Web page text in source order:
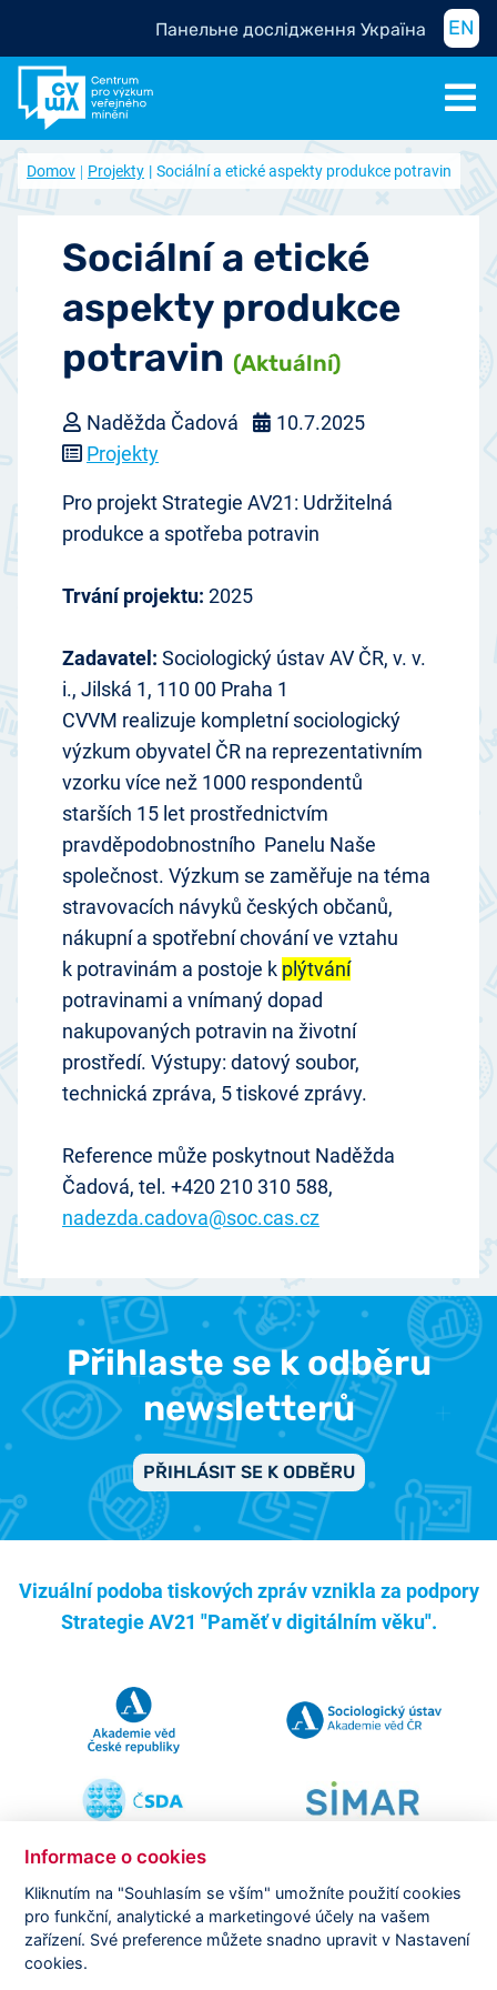
Панельне дослідження Україна EN
Domov Projekty Sociální a etické aspekty produkce potravin
Sociální a etické
aspekty produkce
potravin (Aktuální)
Naděžda Čadová
10.7.2025
Projekty
Pro projekt Strategie AV21: Udržitelná
produkce a spotřeba potravin
Trvání projektu: 2025
Zadavatel: Sociologický ústav AV ČR, v. v.
i., Jilská 1, 110 00 Praha 1
CVVM realizuje kompletní sociologický
výzkum obyvatel ČR na reprezentativním
vzorku více než 1000 respondentů
starších 15 let prostřednictvím
pravděpodobnostního Panelu Naše
společnost. Výzkum se zaměřuje na téma
stravovacích návyků českých občanů,
nákupní a spotřební chování ve vztahu
k potravinám a postoje k plýtvání
potravinami a vnímaný dopad
nakupovaných potravin na životní
prostředí. Výstupy: datový soubor,
technická zpráva, 5 tiskové zprávy.
Reference může poskytnout Naděžda
Čadová, tel. +420 210 310 588,
nadezda.cadova@soc.cas.cz
Přihlaste se k odběru
newsletterů
PŘIHLÁSIT SE K ODBĚRU
Vizuální podoba tiskových zpráv vznikla za podpory
Strategie AV21 "Paměť v digitálním věku".
Copyright © CVVM | Právní ujednání| Nastavení cookies
Prohlášení o zpracování osobních údajů
Informace o cookies
Kliknutím na "Souhlasím se vším" umožníte použití cookies
pro funkční, analytické a marketingové účely na vašem
zařízení. Své preference můžete snadno upravit v Nastavení
cookies.